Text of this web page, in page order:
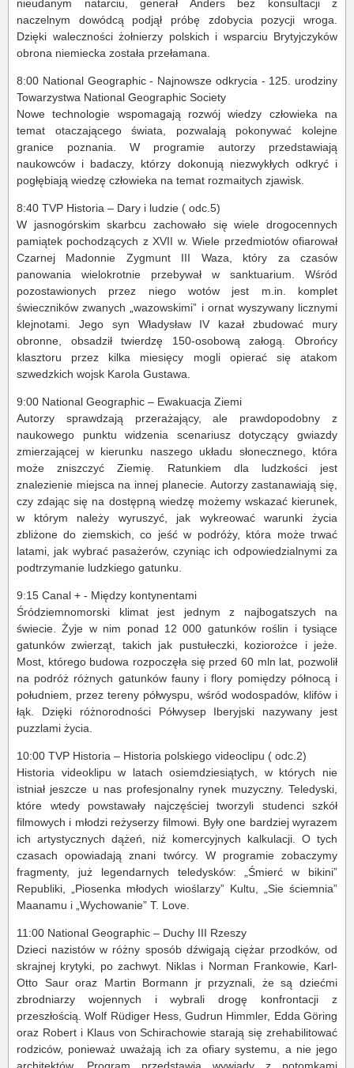
nieudanym natarciu, generał Anders bez konsultacji z
naczelnym dowódcą podjął próbę zdobycia pozycji wroga.
Dzięki waleczności żołnierzy polskich i wsparciu Brytyjczyków
obrona niemiecka została przełamana.
8:00 National Geographic - Najnowsze odkrycia - 125. urodziny
Towarzystwa National Geographic Society
Nowe technologie wspomagają rozwój wiedzy człowieka na
temat otaczającego świata, pozwalają pokonywać kolejne
granice poznania. W programie autorzy przedstawiają
naukowców i badaczy, którzy dokonują niezwykłych odkryć i
pogłębiają wiedzę człowieka na temat rozmaitych zjawisk.
8:40 TVP Historia – Dary i ludzie ( odc.5)
W jasnogórskim skarbcu zachowało się wiele drogocennych
pamiątek pochodzących z XVII w. Wiele przedmiotów ofiarował
Czarnej Madonnie Zygmunt III Waza, który za czasów
panowania wielokrotnie przebywał w sanktuarium. Wśród
pozostawionych przez niego wotów jest m.in. komplet
świeczników zwanych „wazowskimi” i ornat wyszywany licznymi
klejnotami. Jego syn Władysław IV kazał zbudować mury
obronne, obsadził twierdzę 150-osobową załogą. Obrońcy
klasztoru przez kilka miesięcy mogli opierać się atakom
szwedzkich wojsk Karola Gustawa.
9:00 National Geographic – Ewakuacja Ziemi
Autorzy sprawdzają przerażający, ale prawdopodobny z
naukowego punktu widzenia scenariusz dotyczący gwiazdy
zmierzającej w kierunku naszego układu słonecznego, która
może zniszczyć Ziemię. Ratunkiem dla ludzkości jest
znalezienie miejsca na innej planecie. Autorzy zastanawiają się,
czy zdając się na dostępną wiedzę możemy wskazać kierunek,
w którym należy wyruszyć, jak wykreować warunki życia
zbliżone do ziemskich, co jeść w podróży, która może trwać
latami, jak wybrać pasażerów, czyniąc ich odpowiedzialnymi za
podtrzymanie ludzkiego gatunku.
9:15 Canal + - Między kontynentami
Śródziemnomorski klimat jest jednym z najbogatszych na
świecie. Żyje w nim ponad 12 000 gatunków roślin i tysiące
gatunków zwierząt, takich jak pustułeczki, koziorożce i jeże.
Most, którego budowa rozpoczęła się przed 60 mln lat, pozwolił
na podróż różnych gatunków fauny i flory pomiędzy północą i
południem, przez tereny półwyspu, wśród wodospadów, klifów i
łąk. Dzięki różnorodności Półwysep Iberyjski nazywany jest
puzzlami życia.
10:00 TVP Historia – Historia polskiego videoclipu ( odc.2)
Historia videoklipu w latach osiemdziesiątych, w których nie
istniał jeszcze u nas profesjonalny rynek muzyczny. Teledyski,
które wtedy powstawały najczęściej tworzyli studenci szkół
filmowych i młodzi reżyserzy filmowi. Były one bardziej wyrazem
ich artystycznych dążeń, niż komercyjnych kalkulacji. O tych
czasach opowiadają znani twórcy. W programie zobaczymy
fragmenty, już legendarnych teledysków: „Śmierć w bikini”
Republiki, „Piosenka młodych wioślarzy” Kultu, „Sie ściemnia”
Maanamu i „Wychowanie” T. Love.
11:00 National Geographic – Duchy III Rzeszy
Dzieci nazistów w różny sposób dźwigają ciężar przodków, od
skrajnej krytyki, po zachwyt. Niklas i Norman Frankowie, Karl-
Otto Saur oraz Martin Bormann jr przyznali, że są dziećmi
zbrodniarzy wojennych i wybrali drogę konfrontacji z
przeszłością. Wolf Rüdiger Hess, Gudrun Himmler, Edda Göring
oraz Robert i Klaus von Schirachowie starają się zrehabilitować
rodziców, ponieważ uważają ich za ofiary systemu, a nie jego
architektów. Program przedstawia wywiady z potomkami